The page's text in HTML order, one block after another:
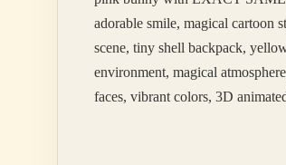
adorable smile, magical cartoon
scene, tiny shell backpack,
environment, magical
faces, vibrant colors, 3D